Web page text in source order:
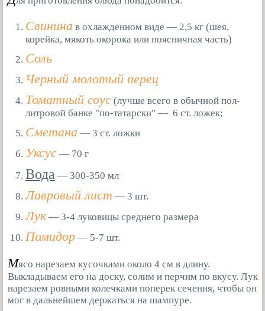
Свинина в охлажденном виде — 2,5 кг (шея,
корейка, мякоть окорока или поясничная часть)
Соль
Черный молотый перец
Томатный соус (лучше всего в обычной пол-
литровой банке "по-татарски" — 6 ст. ложек;
Сметана — 3 ст. ложки
Уксус — 70 г
Вода — 300-350 мл
Лавровый лист — 3 шт.
Лук— 3-4 луковицы среднего размера
Помидор — 5-7 шт.
Мясо нарезаем кусочками около 4 см в длину.
Выкладываем его на доску, солим и перчим по вкусу. Лук
нарезаем ровными колечками поперек сечения, чтобы он
мог в дальнейшем держаться на шампуре.